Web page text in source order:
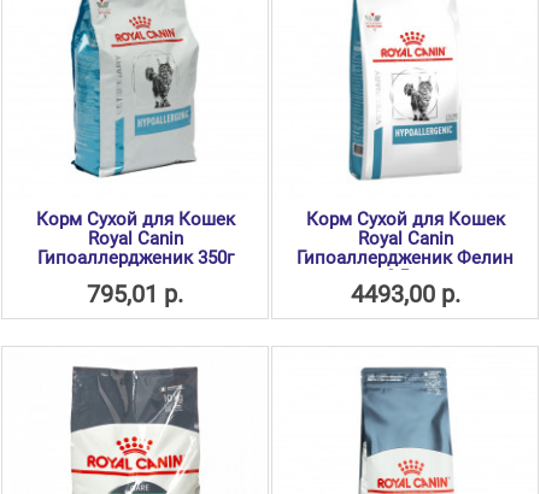
Корм Сухой для Кошек
Royal Canin
Гипоаллердженик 350г
795,01 р.
Корм Сухой для Кошек
Royal Canin
Гипоаллердженик Фелин
2,5кг
4493,00 р.